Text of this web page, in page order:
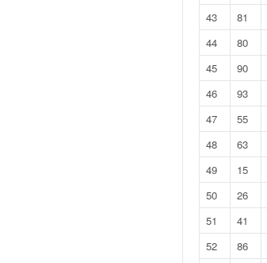
43
81
44
80
45
90
46
93
47
55
48
63
49
15
50
26
51
41
52
86